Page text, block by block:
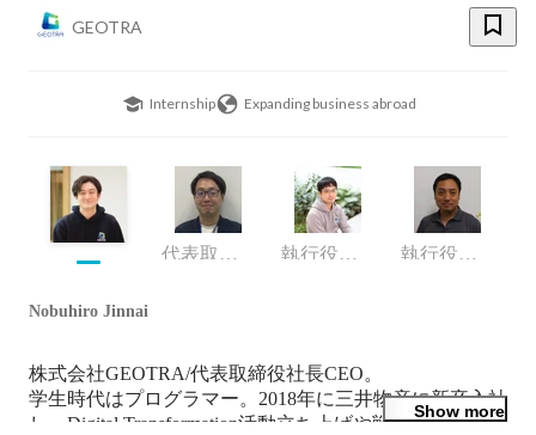
GEOTRA
Internship Expanding business abroad
代表取締役副社長 執行役員 CTO 執行役員 CSO 経営企画部長
Nobuhiro Jinnai
株式会社GEOTRA/代表取締役社長CEO。
学生時代はプログラマー。2018年に三井物産に新卒入社
し、Digital Transformation活動立ち上げや戦略立案に従
Show more